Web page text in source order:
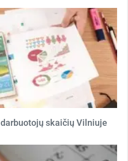
skaičių Vilniuje